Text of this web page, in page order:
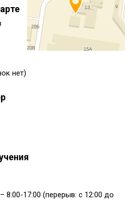
нет)
8:00-17:00 (перерыв: с 12:00 до